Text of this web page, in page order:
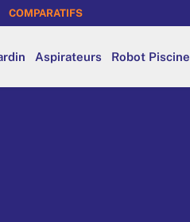
COMPARATIFS
Aspirateurs Robot Piscine